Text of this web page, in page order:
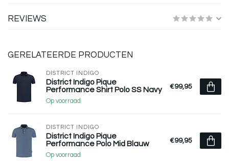
REVIEWS
GERELATEERDE PRODUCTEN
DISTRICT INDIGO
District Indigo Pique
Performance Shirt Polo SS Navy
Op voorraad
€99,95
DISTRICT INDIGO
District Indigo Pique
Performance Polo Mid Blauw
Op voorraad
€99,95